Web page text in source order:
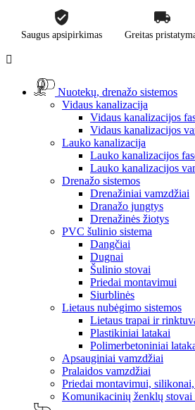
Saugus apsipirkimas Greitas

Nuotekų, drenažo sistemos
Vidaus kanalizacija
Vidaus kanalizacijos
Vidaus kanalizacijos
Lauko kanalizacija
Lauko kanalizacijos
Lauko kanalizacijos
Drenažo sistemos
Drenažiniai vamzdžiai
Dranažo jungtys
Drenažinės žiotys
PVC šulinio sistema
Dangčiai
Dugnai
Šulinio stovai
Priedai montavimui
Siurblinės
Lietaus nubėgimo sistemos
Lietaus trapai ir
Plastikiniai latakai
Polimerbetoniniai
Apsauginiai vamzdžiai
Pralaidos vamzdžiai
Priedai montavimui,
Komunikacinių ženklų stovai